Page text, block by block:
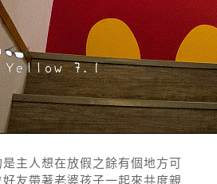
主人想在放假之餘有個地方可
友帶著老婆孩子一起來共度親